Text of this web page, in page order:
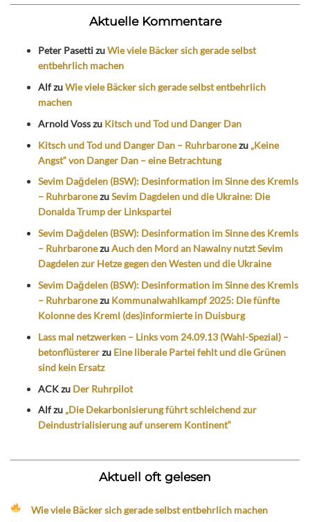
Aktuelle Kommentare
Peter PasettizuWie viele Bäcker sich gerade selbst
entbehrlich machen
AlfzuWie viele Bäcker sich gerade selbst entbehrlich
machen
Arnold Vosszu Kitsch und Tod und Danger Dan
Kitsch und Tod und Danger Dan – Ruhrbaronezu „Keine
Angst“ von Danger Dan – eine Betrachtung
Sevim Dağdelen (BSW): Desinformation im Sinne des Kremls
– RuhrbaronezuSevim Dagdelen und die Ukraine: Die
Donalda Trump der Linkspartei
Sevim Dağdelen (BSW): Desinformation im Sinne des Kremls
– RuhrbaronezuAuch den Mord an Nawalny nutzt Sevim
Dagdelen zur Hetze gegen den Westen und die Ukraine
Sevim Dağdelen (BSW): Desinformation im Sinne des Kremls
– Ruhrbaronezu Kommunalwahlkampf 2025: Die fünfte
Kolonne des Kreml (des)informierte in Duisburg
Lass mal netzwerken – Links vom 24.09.13 (Wahl-Spezial) –
betonflüstererzu Eine liberale Partei fehlt und die Grünen
sind kein Ersatz
ACKzu Der Ruhrpilot
Alfzu „Die Dekarbonisierung führt schleichend zur
Deindustrialisierung auf unserem Kontinent“
Aktuell oft gelesen
Wie viele Bäcker sich gerade selbst entbehrlich machen